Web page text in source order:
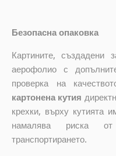
Безопасна опаковка
Картините, създадени
аерофолио с
проверка на
картонена кутия
крехки, върху кутията
намалява риска
транспортирането.